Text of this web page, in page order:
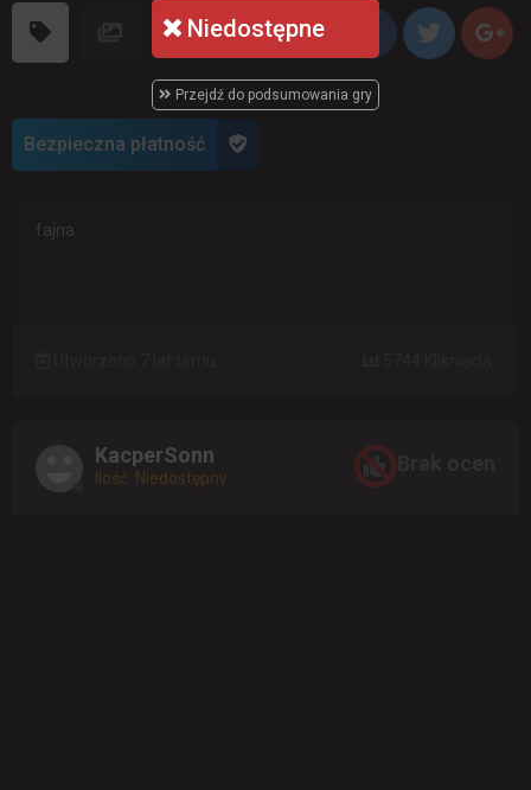
Niedostępne
Przejdź do podsumowania gry
Bezpieczna płatność
fajna
KacperSonn
Ilość: Niedostępny